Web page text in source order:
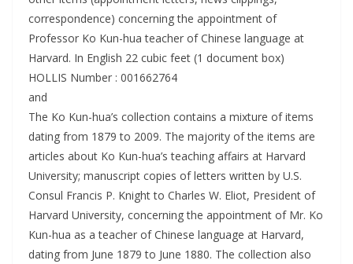
correspondence) concerning the appointment of
Professor Ko Kun-hua teacher of Chinese language at
Harvard. In English 22 cubic feet (1 document box)
HOLLIS Number : 001662764
and
The Ko Kun-hua’s collection contains a mixture of items
dating from 1879 to 2009. The majority of the items are
articles about Ko Kun-hua’s teaching affairs at Harvard
University; manuscript copies of letters written by U.S.
Consul Francis P. Knight to Charles W. Eliot, President of
Harvard University, concerning the appointment of Mr. Ko
Kun-hua as a teacher of Chinese language at Harvard,
dating from June 1879 to June 1880. The collection also